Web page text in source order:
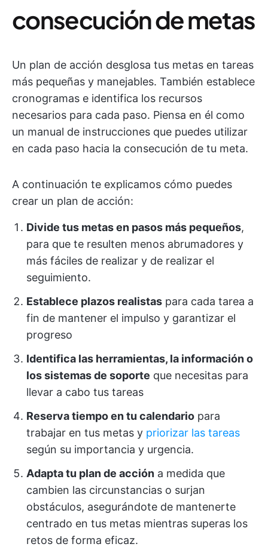
consecución de metas
Un plan de acción desglosa tus metas en tareas
más pequeñas y manejables. También establece
cronogramas e identifica los recursos
necesarios para cada paso. Piensa en él como
un manual de instrucciones que puedes utilizar
en cada paso hacia la consecución de tu meta.
A continuación te explicamos cómo puedes
crear un plan de acción:
Divide tus metas en pasos más pequeños,
para que te resulten menos abrumadores y
más fáciles de realizar y de realizar el
seguimiento.
Establece plazos realistas para cada tarea a
fin de mantener el impulso y garantizar el
progreso
Identifica las herramientas, la información o
los sistemas de soporte que necesitas para
llevar a cabo tus tareas
Reserva tiempo en tu calendario para
trabajar en tus metas y priorizar las tareas
según su importancia y urgencia.
Adapta tu plan de acción a medida que
cambien las circunstancias o surjan
obstáculos, asegurándote de mantenerte
centrado en tus metas mientras superas los
retos de forma eficaz.